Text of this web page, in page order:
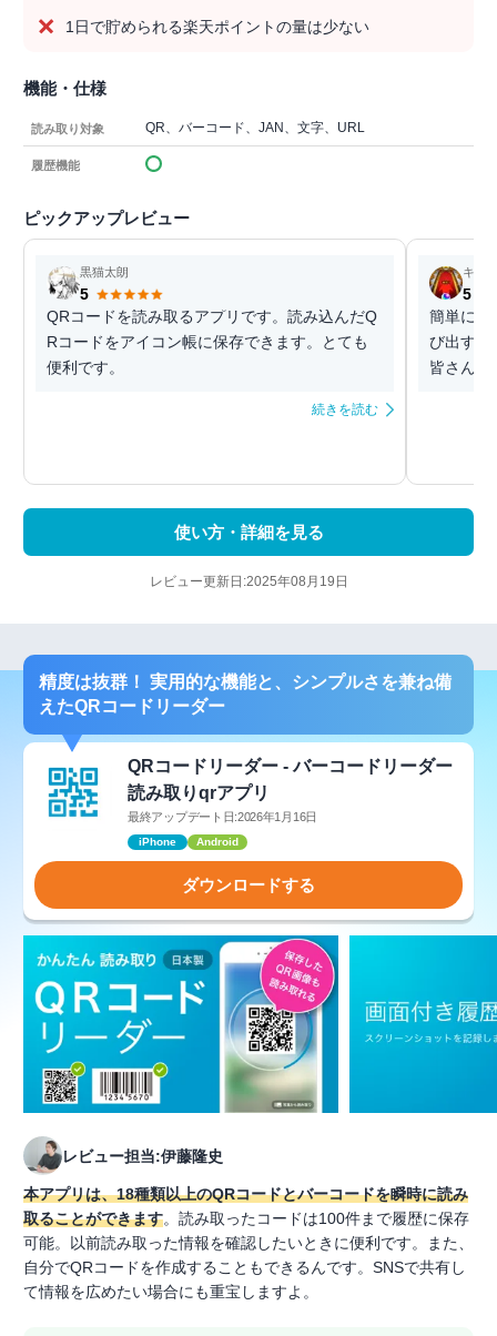
1日で貯められる楽天ポイントの量は少ない
機能・仕様
読み取り対象 QR、バーコード、JAN、文字、URL
履歴機能
ピックアップレビュー
黒猫太朗
5
QRコードを読み取るアプリです。読み込んだQ
Rコードをアイコン帳に保存できます。とても
便利です。
続きを読む
キス
5
簡単に
び出すこ
皆さんも
使い方・詳細を見る
レビュー更新日:2025年08月19日
精度は抜群！ 実用的な機能と、シンプルさを兼ね備
えたQRコードリーダー
QRコードリーダー - バーコードリーダー
読み取りqrアプリ
最終アップデート日:2026年1月16日
iPhone Android
ダウンロードする
レビュー担当:伊藤隆史
本アプリは、18種類以上のQRコードとバーコードを瞬時に読み
取ることができます。読み取ったコードは100件まで履歴に保存
可能。以前読み取った情報を確認したいときに便利です。また、
自分でQRコードを作成することもできるんです。SNSで共有し
て情報を広めたい場合にも重宝しますよ。